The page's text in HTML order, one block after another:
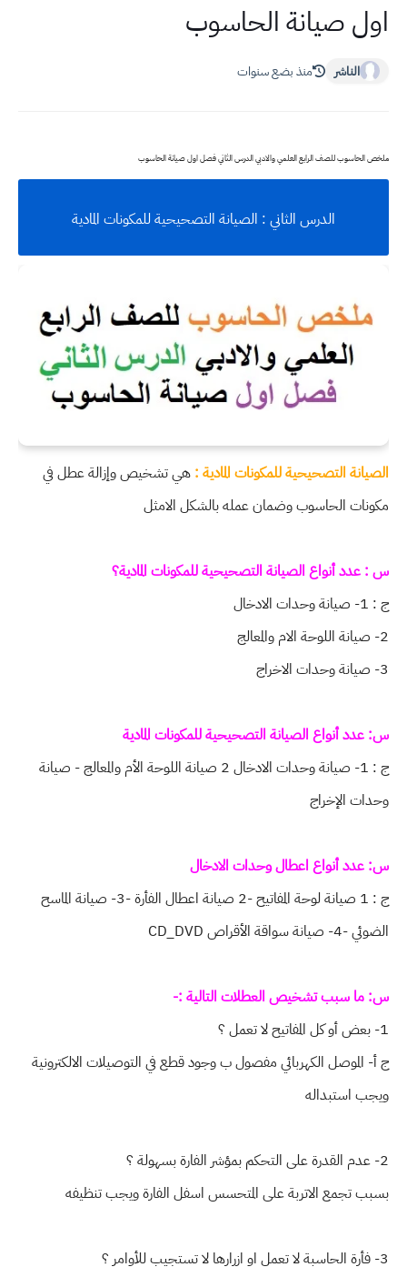
اول صيانة الحاسوب
الناشر منذ بضع سنوات
ملخص الحاسوب للصف الرابع العلمي والادبي الدرس الثاني فصل اول صيانة الحاسوب
الدرس الثاني : الصيانة التصحيحية للمكونات المادية
الصيانة التصحيحية للمكونات المادية : هي تشخيص وإزالة عطل في
مكونات الحاسوب وضمان عمله بالشكل الامثل
س : عدد أنواع الصيانة التصحيحية للمكونات المادية؟
ج : 1- صيانة وحدات الادخال
2- صيانة اللوحة الام والمعالج
3- صيانة وحدات الاخراج
س: عدد أنواع الصيانة التصحيحية للمكونات المادية
ج : 1- صيانة وحدات الادخال 2 صيانة اللوحة الأم والمعالج - صيانة
وحدات الإخراج
س: عدد أنواع اعطال وحدات الادخال
ج : 1 صيانة لوحة المفاتيح -2 صيانة اعطال الفأرة -3- صيانة الماسح
الضوئي -4- صيانة سواقة الأقراص CD_DVD
س: ما سبب تشخيص العطلات التالية :-
1- بعض أو كل المفاتيح لا تعمل ؟
ج أ- الموصل الكهربائي مفصول ب وجود قطع في التوصيلات الالكترونية
ويجب استبداله
2- عدم القدرة على التحكم بمؤشر الفارة بسهولة ؟
بسبب تجمع الاتربة على المتحسس اسفل الفارة ويجب تنظيفه
3- فأرة الحاسبة لا تعمل او ازرارها لا تستجيب للأوامر ؟